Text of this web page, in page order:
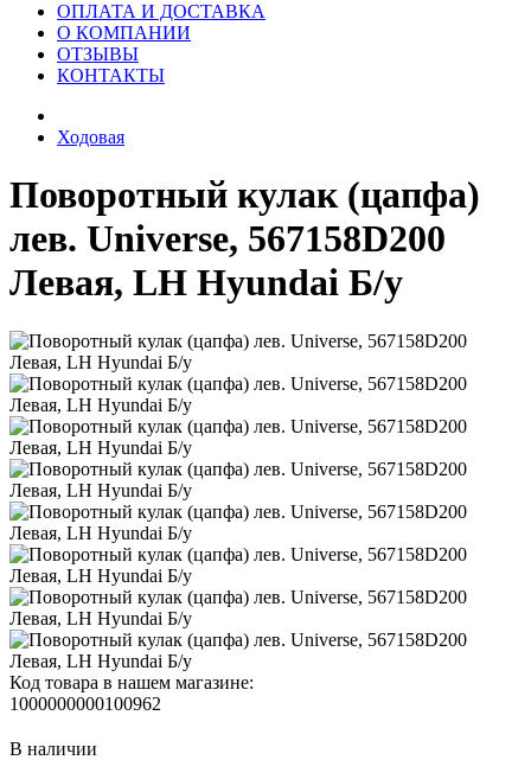
ОПЛАТА И ДОСТАВКА
О КОМПАНИИ
ОТЗЫВЫ
КОНТАКТЫ
Ходовая
Поворотный кулак (цапфа)
лев. Universe, 567158D200
Левая, LH Hyundai Б/у
Код товара в нашем магазине:
1000000000100962
В наличии